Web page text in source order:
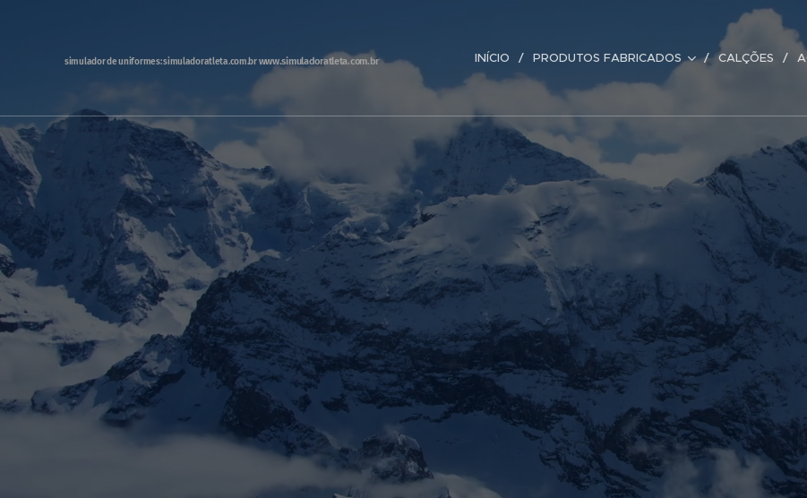
simulador de uniformes: simuladoratleta.com.brwww.simuladoratleta.com.br INÍCIO PRODUTOS FABRICADOS CALÇÕES